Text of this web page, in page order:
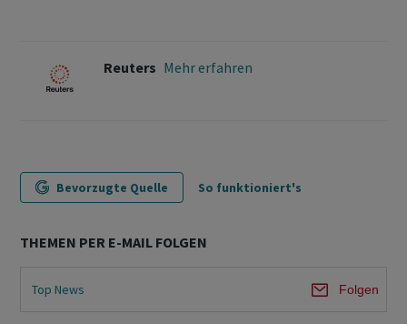
Reuters Mehr erfahren
Bevorzugte Quelle So funktioniert's
THEMEN PER E-MAIL FOLGEN
Top News Folgen